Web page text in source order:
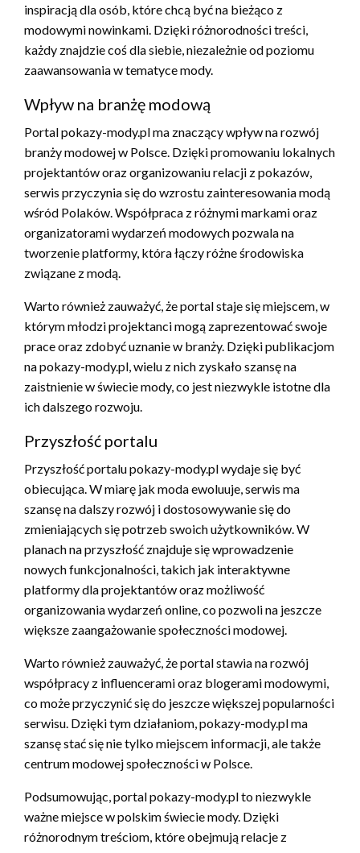
inspiracją dla osób, które chcą być na bieżąco z
modowymi nowinkami. Dzięki różnorodności treści,
każdy znajdzie coś dla siebie, niezależnie od poziomu
zaawansowania w tematyce mody.
Wpływ na branżę modową
Portal pokazy-mody.pl ma znaczący wpływ na rozwój
branży modowej w Polsce. Dzięki promowaniu lokalnych
projektantów oraz organizowaniu relacji z pokazów,
serwis przyczynia się do wzrostu zainteresowania modą
wśród Polaków. Współpraca z różnymi markami oraz
organizatorami wydarzeń modowych pozwala na
tworzenie platformy, która łączy różne środowiska
związane z modą.
Warto również zauważyć, że portal staje się miejscem, w
którym młodzi projektanci mogą zaprezentować swoje
prace oraz zdobyć uznanie w branży. Dzięki publikacjom
na pokazy-mody.pl, wielu z nich zyskało szansę na
zaistnienie w świecie mody, co jest niezwykle istotne dla
ich dalszego rozwoju.
Przyszłość portalu
Przyszłość portalu pokazy-mody.pl wydaje się być
obiecująca. W miarę jak moda ewoluuje, serwis ma
szansę na dalszy rozwój i dostosowywanie się do
zmieniających się potrzeb swoich użytkowników. W
planach na przyszłość znajduje się wprowadzenie
nowych funkcjonalności, takich jak interaktywne
platformy dla projektantów oraz możliwość
organizowania wydarzeń online, co pozwoli na jeszcze
większe zaangażowanie społeczności modowej.
Warto również zauważyć, że portal stawia na rozwój
współpracy z influencerami oraz blogerami modowymi,
co może przyczynić się do jeszcze większej popularności
serwisu. Dzięki tym działaniom, pokazy-mody.pl ma
szansę stać się nie tylko miejscem informacji, ale także
centrum modowej społeczności w Polsce.
Podsumowując, portal pokazy-mody.pl to niezwykle
ważne miejsce w polskim świecie mody. Dzięki
różnorodnym treściom, które obejmują relacje z